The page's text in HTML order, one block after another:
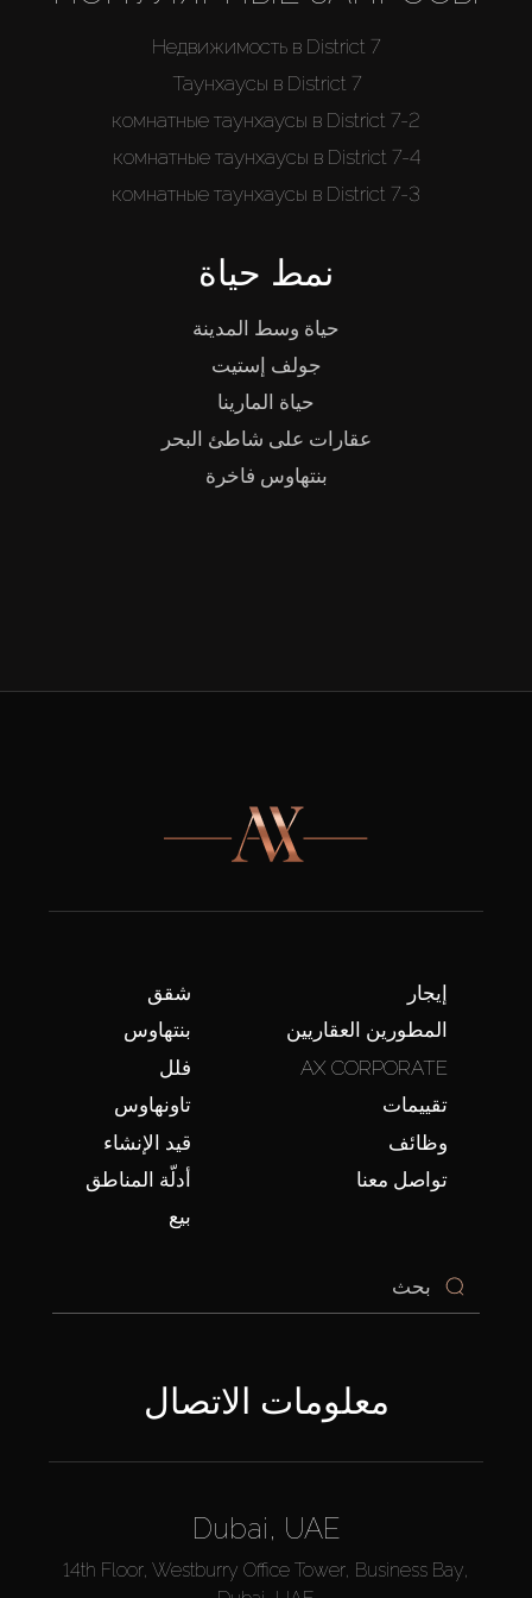
Недвижимость в District 7
Таунхаусы в District 7
2-комнатные таунхаусы в District 7
4-комнатные таунхаусы в District 7
3-комнатные таунхаусы в District 7
نمط حياة
حياة وسط المدينة
جولف إستيت
حياة المارينا
عقارات على شاطئ البحر
بنتهاوس فاخرة
شقق
بنتهاوس
فلل
تاونهاوس
قيد الإنشاء
أدلّة المناطق
بيع
إيجار
المطورين العقاريين
AX CORPORATE
تقييمات
وظائف
تواصل معنا
معلومات الاتصال
Dubai, UAE
14th Floor, Westburry Office Tower, Business Bay,